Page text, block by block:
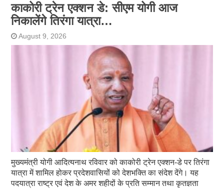
काकोरी ट्रेन एक्शन डे: सीएम योगी आज
निकालेंगे तिरंगा यात्रा…
August 9, 2026
मुख्यमंत्री योगी आदित्यनाथ रविवार को काकोरी ट्रेन एक्शन-डे पर तिरंगा
यात्रा में शामिल होकर प्रदेशवासियों को देशभक्ति का संदेश देंगे। यह
पदयात्रा राष्ट्र एवं देश के अमर शहीदों के प्रति सम्मान तथा कृतज्ञता